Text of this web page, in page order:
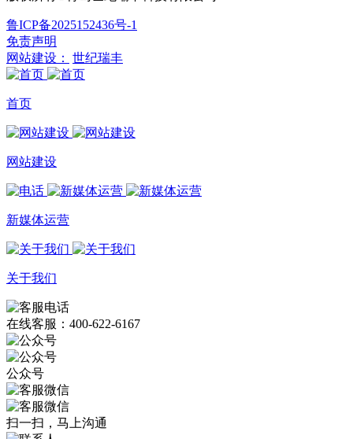
鲁ICP备2025152436号-1
免责声明
网站建设：
世纪瑞丰
首页
网站建设
新媒体运营
关于我们
在线客服：400-622-6167
公众号
扫一扫，马上沟通